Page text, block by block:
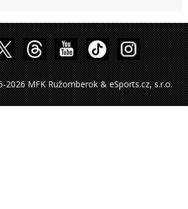
2026 MFK Ružomberok & eSports.cz, s.r.o.